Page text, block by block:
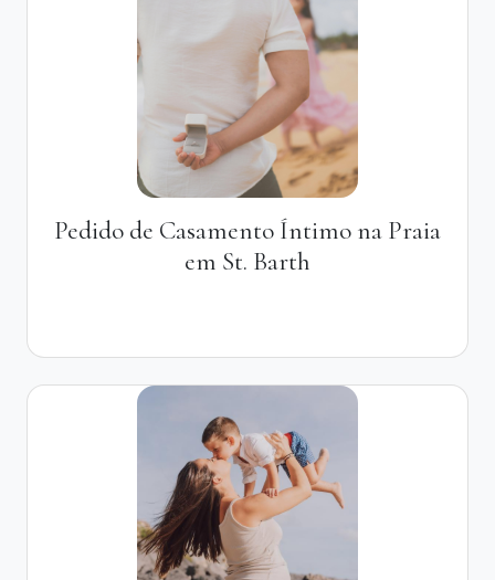
Pedido de Casamento Íntimo na Praia
em St. Barth